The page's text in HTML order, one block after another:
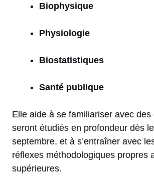
Biophysique
Physiologie
Biostatistiques
Santé publique
Elle aide à se familiariser avec des
seront étudiés en profondeur dès
septembre, et à s’entraîner avec
réflexes méthodologiques propres
supérieures.